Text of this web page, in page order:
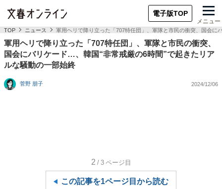
電子版TOP
メニュー
TOP ニュース 軍用ヘリで降り立った「707特任団」、軍隊と市民の衝突、国会
軍用ヘリで降り立った「707特任団」、軍隊と市民の衝突、
国会にバリケード…、韓国“非常戒厳の6時間”で起きたリア
ルな騒動の一部始終
菅野 朋子 2024/12/06
2 /3 ページ目
この記事を1ページ目から読む